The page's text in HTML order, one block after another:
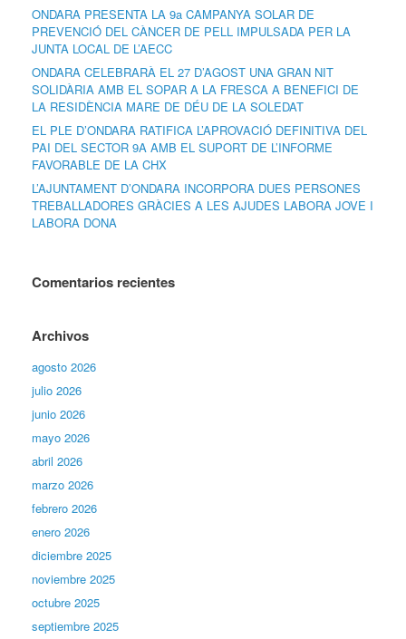
ONDARA PRESENTA LA 9a CAMPANYA SOLAR DE
PREVENCIÓ DEL CÀNCER DE PELL IMPULSADA PER LA
JUNTA LOCAL DE L’AECC
ONDARA CELEBRARÀ EL 27 D’AGOST UNA GRAN NIT
SOLIDÀRIA AMB EL SOPAR A LA FRESCA A BENEFICI DE
LA RESIDÈNCIA MARE DE DÉU DE LA SOLEDAT
EL PLE D’ONDARA RATIFICA L’APROVACIÓ DEFINITIVA DEL
PAI DEL SECTOR 9A AMB EL SUPORT DE L’INFORME
FAVORABLE DE LA CHX
L’AJUNTAMENT D’ONDARA INCORPORA DUES PERSONES
TREBALLADORES GRÀCIES A LES AJUDES LABORA JOVE I
LABORA DONA
Comentarios recientes
Archivos
agosto 2026
julio 2026
junio 2026
mayo 2026
abril 2026
marzo 2026
febrero 2026
enero 2026
diciembre 2025
noviembre 2025
octubre 2025
septiembre 2025